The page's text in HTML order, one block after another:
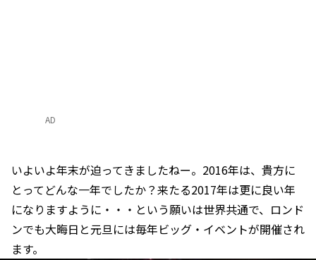
AD
いよいよ年末が迫ってきましたねー。2016年は、貴方に
とってどんな一年でしたか？来たる2017年は更に良い年
になりますように・・・という願いは世界共通で、ロンド
ンでも大晦日と元旦には毎年ビッグ・イベントが開催され
ます。